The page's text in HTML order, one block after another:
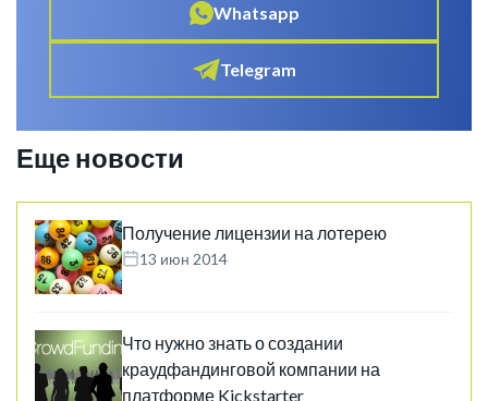
Whatsapp
Telegram
Еще новости
Получение лицензии на лотерею
13 июн 2014
Что нужно знать о создании
краудфандинговой компании на
платформе Kickstarter